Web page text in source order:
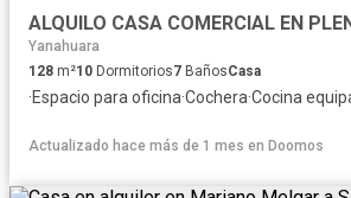
Yanahuara
128 m²10 Dormitorios7 BañosCasa
·Espacio para oficina·Cochera·Cocina
Actualizado hace más de 1 mes en Doomos